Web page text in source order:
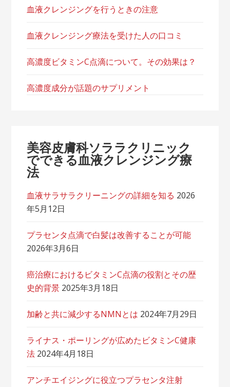
血液クレンジングを行うときの注意
血液クレンジング療法を受けた人の口コミ
高濃度ビタミンC点滴について。その効果は？
高濃度成分が話題のサプリメント
美容皮膚科ソララクリニック
でできる血液クレンジング療
法
血液サラサラクリーニングの詳細を知る 2026
年5月12日
プラセンタ点滴で白髪は改善することが可能
2026年3月6日
癌治療におけるビタミンC点滴の役割とその歴
史的背景 2025年3月18日
加齢と共に減少するNMNとは 2024年7月29日
ライナス・ポーリングが広めたビタミンC健康
法 2024年4月18日
アンチエイジングに役立つプラセンタ注射